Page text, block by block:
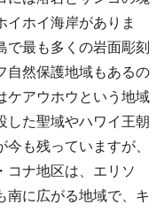
イホイ海岸がありま
で最も多くの岩面彫刻
自然保護地域もあるの
ケアウホウという地域
した聖域やハワイ王朝
も残っていますが、
コナ地区は、エリソ
南に広がる地域で、キ